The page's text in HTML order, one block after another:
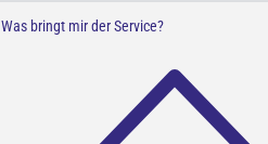
Was bringt mir der Service?